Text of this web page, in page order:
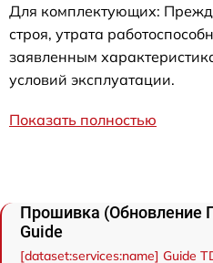
Для комплектующих:
строя, утрата
заявленным
условий эксплуатации.
Показать полностью
Прошивка (Обновление
Guide
[dataset:services:name] Guide